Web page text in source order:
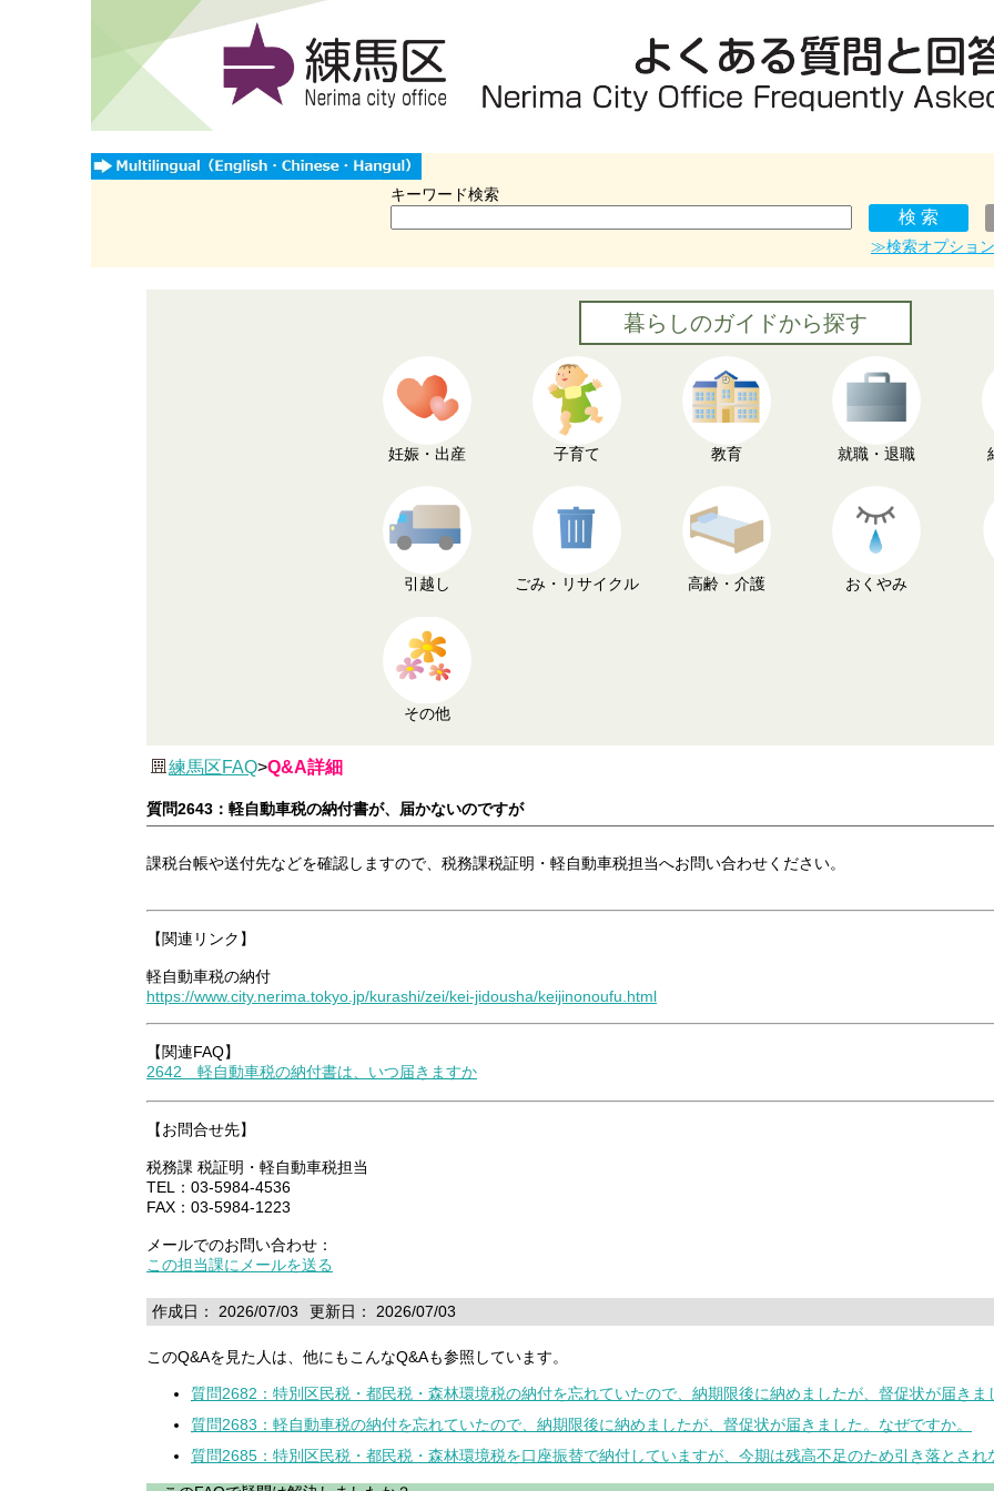
キーワード検索
≫検索オプション
暮らしのガイドから探す
妊娠・出産 子育て 教育 就職・退職
引越し ごみ・リサイクル 高齢・介護 おくやみ
その他
練馬区FAQ>Q&A詳細
質問2643：軽自動車税の納付書が、届かないのですが
課税台帳や送付先などを確認しますので、税務課税証明・軽自動車税担当へお問い合わせください。
【関連リンク】
軽自動車税の納付
https://www.city.nerima.tokyo.jp/kurashi/zei/kei-jidousha/keijinonoufu.html
【関連FAQ】
2642 軽自動車税の納付書は、いつ届きますか
【お問合せ先】
税務課 税証明・軽自動車税担当
TEL：03-5984-4536
FAX：03-5984-1223
メールでのお問い合わせ：
この担当課にメールを送る
作成日： 2026/07/03 更新日： 2026/07/03
このQ&Aを見た人は、他にもこんなQ&Aも参照しています。
質問2682：特別区民税・都民税・森林環境税の納付を忘れていたので、納期限後に納めましたが、督促状が届きま
質問2683：軽自動車税の納付を忘れていたので、納期限後に納めましたが、督促状が届きました。なぜですか。
質問2685：特別区民税・都民税・森林環境税を口座振替で納付していますが、今期は残高不足のため引き落とされ